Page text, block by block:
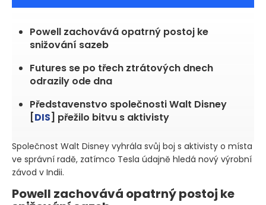
Powell zachovává opatrný postoj ke
snižování sazeb
Futures se po třech ztrátových dnech
odrazily ode dna
Představenstvo společnosti Walt Disney
[DIS] přežilo bitvu s aktivisty
Společnost Walt Disney vyhrála svůj boj s aktivisty o místa
ve správní radě, zatímco Tesla údajně hledá nový výrobní
závod v Indii.
Powell zachovává opatrný postoj ke